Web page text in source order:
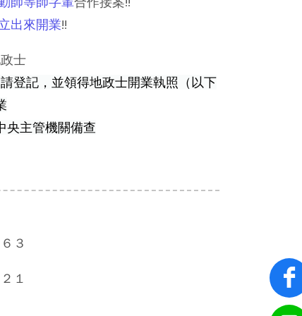
出來開業!!
士
登記，並領得地政士開業執照（以下
央主管機關備查
３
１